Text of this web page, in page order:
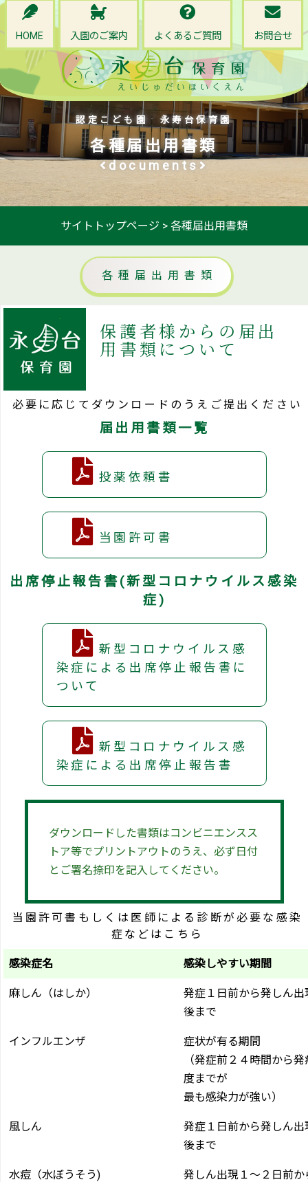
HOME 入園のご案内 よくあるご質問 お問合せ
認定こども園 永寿台保育園
各種届出用書類
documents
サイトトップページ > 各種届出用書類
各種届出用書類
保護者様からの届出
用書類について
必要に応じてダウンロードのうえご提出ください
届出用書類一覧
投薬依頼書
当園許可書
出席停止報告書(新型コロナウイルス感染
症)
新型コロナウイルス感
染症による出席停止報告書に
ついて
新型コロナウイルス感
染症による出席停止報告書
ダウンロードした書類はコンビニエンスス
トア等でプリントアウトのうえ、必ず 日付
とご署名捺印を記入してください。
当園許可書もしくは医師による診断が必要な感染
症などはこちら
感染症名 感染しやすい期間
麻しん（はしか）
発症１日前から発しん出
後まで
インフルエンザ
症状が有る期間
（発症前２４時間から
度までが
最も感染力が強い）
風しん
発症１日前から発しん出
後まで
水痘（水ぼうそう)
発しん出現１～２日前か